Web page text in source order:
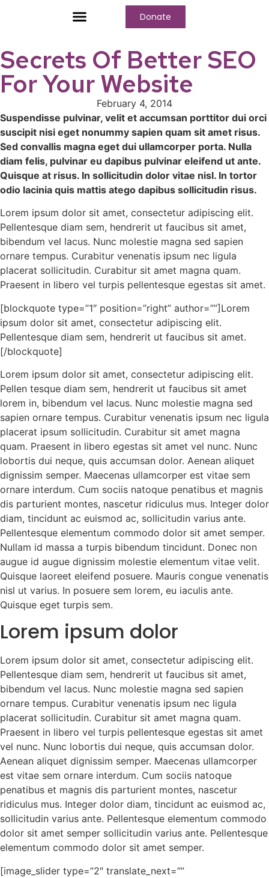
Donate
Secrets Of Better SEO
For Your Website
February 4, 2014
Suspendisse pulvinar, velit et accumsan porttitor dui orci
suscipit nisi eget nonummy sapien quam sit amet risus.
Sed convallis magna eget dui ullamcorper porta. Nulla
diam felis, pulvinar eu dapibus pulvinar eleifend ut ante.
Quisque at risus. In sollicitudin dolor vitae nisl. In tortor
odio lacinia quis mattis atego dapibus sollicitudin risus.
Lorem ipsum dolor sit amet, consectetur adipiscing elit.
Pellentesque diam sem, hendrerit ut faucibus sit amet,
bibendum vel lacus. Nunc molestie magna sed sapien
ornare tempus. Curabitur venenatis ipsum nec ligula
placerat sollicitudin. Curabitur sit amet magna quam.
Praesent in libero vel turpis pellentesque egestas sit amet.
[blockquote type=”1″ position=”right” author=””]Lorem
ipsum dolor sit amet, consectetur adipiscing elit.
Pellentesque diam sem, hendrerit ut faucibus sit amet.
[/blockquote]
Lorem ipsum dolor sit amet, consectetur adipiscing elit.
Pellen tesque diam sem, hendrerit ut faucibus sit amet
lorem in, bibendum vel lacus. Nunc molestie magna sed
sapien ornare tempus. Curabitur venenatis ipsum nec ligula
placerat ipsum sollicitudin. Curabitur sit amet magna
quam. Praesent in libero egestas sit amet vel nunc. Nunc
lobortis dui neque, quis accumsan dolor. Aenean aliquet
dignissim semper. Maecenas ullamcorper est vitae sem
ornare interdum. Cum sociis natoque penatibus et magnis
dis parturient montes, nascetur ridiculus mus. Integer dolor
diam, tincidunt ac euismod ac, sollicitudin varius ante.
Pellentesque elementum commodo dolor sit amet semper.
Nullam id massa a turpis bibendum tincidunt. Donec non
augue id augue dignissim molestie elementum vitae velit.
Quisque laoreet eleifend posuere. Mauris congue venenatis
nisl ut varius. In posuere sem lorem, eu iaculis ante.
Quisque eget turpis sem.
Lorem ipsum dolor
Lorem ipsum dolor sit amet, consectetur adipiscing elit.
Pellentesque diam sem, hendrerit ut faucibus sit amet,
bibendum vel lacus. Nunc molestie magna sed sapien
ornare tempus. Curabitur venenatis ipsum nec ligula
placerat sollicitudin. Curabitur sit amet magna quam.
Praesent in libero vel turpis pellentesque egestas sit amet
vel nunc. Nunc lobortis dui neque, quis accumsan dolor.
Aenean aliquet dignissim semper. Maecenas ullamcorper
est vitae sem ornare interdum. Cum sociis natoque
penatibus et magnis dis parturient montes, nascetur
ridiculus mus. Integer dolor diam, tincidunt ac euismod ac,
sollicitudin varius ante. Pellentesque elementum commodo
dolor sit amet semper sollicitudin varius ante. Pellentesque
elementum commodo dolor sit amet semper.
[image_slider type=”2″ translate_next=””